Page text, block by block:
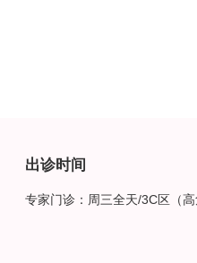
出诊时间
专家门诊：周三全天/3C区（高